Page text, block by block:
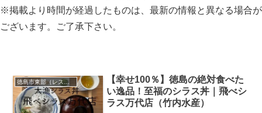
※掲載より時間が経過したものは、最新の情報と異なる場合が
ございます。ご了承下さい。
徳島市東部（レストラン）
【幸せ100％】徳島の絶対食べた
い逸品！至福のシラス丼｜飛べシ
ラス万代店（竹内水産）